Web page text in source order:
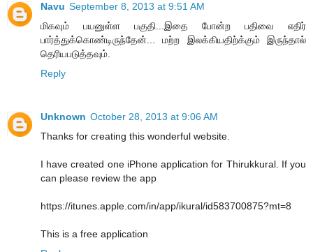
Navu September 8, 2013 at 9:51 AM
மிகவும் பயனுள்ள பகுதி...இதை போன்ற பதிவை எதிர்
பார்த்துக்கொண்டிருந்தேன்... மற்ற இலக்கியதிற்க்கும் இருந்தால்
தெரியபடுத்தவும்.
Reply
Unknown October 28, 2013 at 9:06 AM
Thanks for creating this wonderful website.
I have created one iPhone application for Thirukkural. If you
can please review the app
https://itunes.apple.com/in/app/ikural/id583700875?mt=8
This is a free application